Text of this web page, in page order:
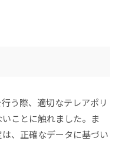
う際、適切なテレアポリ
ことに触れました。ま
、正確なデータに基づい